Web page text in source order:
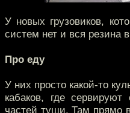
У новых грузовиков,
систем нет и вся резина
Про еду
У них просто какой-то
кабаков, где
частей туши. Там прямо